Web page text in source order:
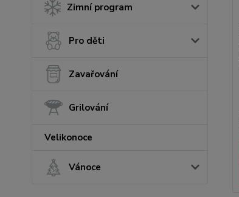
Zimní program
Pro děti
Zavařování
Grilování
Velikonoce
Vánoce